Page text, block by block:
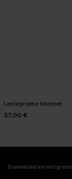
Lentegroene bikiniset
37,00 €
Download en